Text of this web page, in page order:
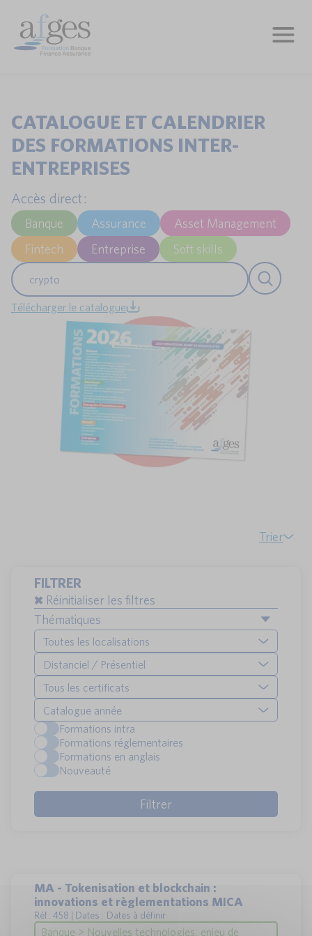
CATALOGUE ET CALENDRIER
DES FORMATIONS INTER-
ENTREPRISES
Accès direct :
Banque Assurance
Asset Management
Fintech
Entreprise Soft skills
Télécharger le catalogue
Trier
FILTRER
Réinitialiser les filtres
Thématiques
Toutes les localisations
Distanciel / Présentiel
Tous les certificats
Catalogue année
Formations intra
Formations réglementaires
Formations en anglais
Nouveauté
MA - Tokenisation et blockchain :
innovations et règlementations MICA
Réf : 458 | Dates : Dates à définir
Banque > Nouvelles technologies, enjeu de